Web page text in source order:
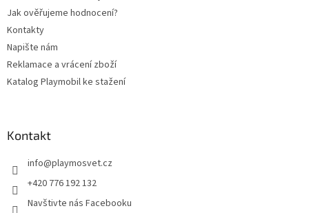
Jak ověřujeme hodnocení?
Kontakty
Napište nám
Reklamace a vrácení zboží
Katalog Playmobil ke stažení
Kontakt
info@playmosvet.cz
+420 776 192 132
Navštivte nás Facebooku